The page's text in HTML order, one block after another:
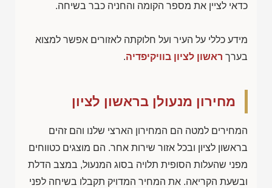
כדאי לציין את מספר הקומה והחניה כבר בשיחה.
מידע כללי על העיר ועל חלוקתה לאזורים אפשר למצוא
בערך ראשון לציון בוויקיפדיה.
מחירון מנעולן בראשון לציון
המחירים למטה הם המחירון הארצי שלנו והם זהים
בראשון לציון ובכל אזור שירות אחר. הם מוצגים כטווחים
מפני שהעלות הסופית תלויה בסוג המנעול, במצב הדלת
ובשעת הקריאה. את המחיר המדויק תקבלו בשיחה לפני